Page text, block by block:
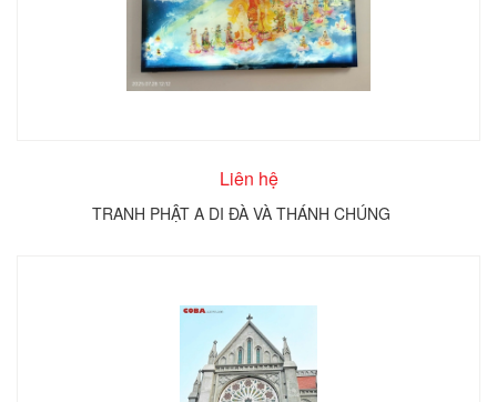
Liên hệ
TRANH PHẬT A DI ĐÀ VÀ THÁNH CHÚNG